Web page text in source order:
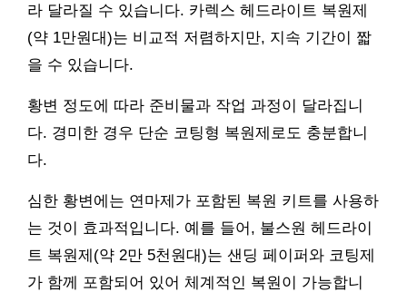
라 달라질 수 있습니다. 카렉스 헤드라이트 복원제
(약 1만원대)는 비교적 저렴하지만, 지속 기간이 짧
을 수 있습니다.
황변 정도에 따라 준비물과 작업 과정이 달라집니
다. 경미한 경우 단순 코팅형 복원제로도 충분합니
다.
심한 황변에는 연마제가 포함된 복원 키트를 사용하
는 것이 효과적입니다. 예를 들어, 불스원 헤드라이
트 복원제(약 2만 5천원대)는 샌딩 페이퍼와 코팅제
가 함께 포함되어 있어 체계적인 복원이 가능합니